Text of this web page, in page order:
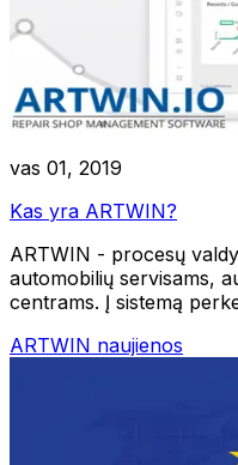
vas 01, 2019
Kas yra ARTWIN?
ARTWIN - procesų
automobilių servisams,
centrams. Į sistemą
ARTWIN naujienos